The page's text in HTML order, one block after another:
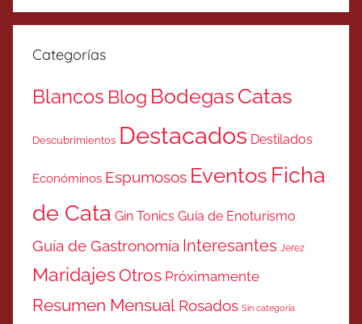
Categorías
Blancos Blog BodegasCatas
Descubrimientos Destacados Destilados
Económinos Espumosos Eventos Ficha
de Cata Gin Tonics Guía de Enoturismo
Guía de Gastronomía Interesantes Jerez
MaridajesOtros Próximamente
Resumen Mensual Rosados Sin categoría